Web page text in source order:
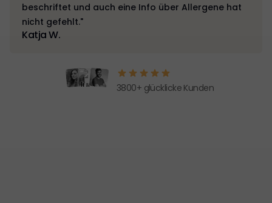
beschriftet und auch eine Info über Allergene hat
nicht gefehlt."
Katja W.
3800+ glücklicke Kunden